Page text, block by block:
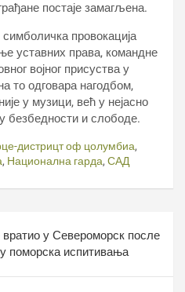
постаје замагљена.
провокација
уставних права, командне
војног присуства у
то одговара нагодбом,
у музици, већ у нејасно
безбедности и слободе.
дистрицт оф цолумбиа,
, Национална гарда, САД
у Североморск после
поморска испитивања